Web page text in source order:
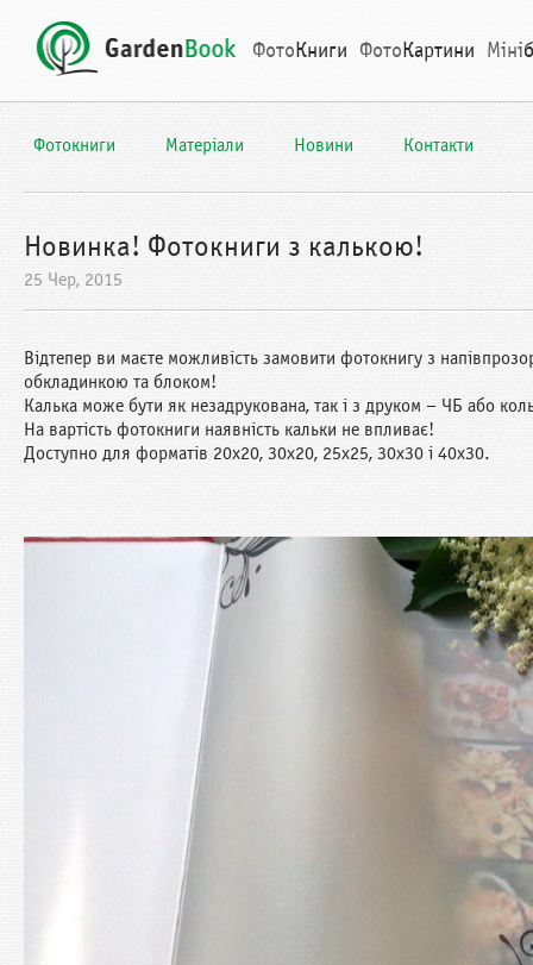
ФотоКниги ФотоКартини Міні
Фотокниги Матеріали Новини Контакти
Новинка! Фотокниги з калькою!
25 Чер, 2015
Відтепер ви маєте можливість замовити фотокнигу з
обкладинкою та блоком!
Калька може бути як незадрукована, так і з друком – ЧБ або
На вартість фотокниги наявність кальки не впливає!
Доступно для форматів 20х20, 30х20, 25х25, 30х30 і 40х30.